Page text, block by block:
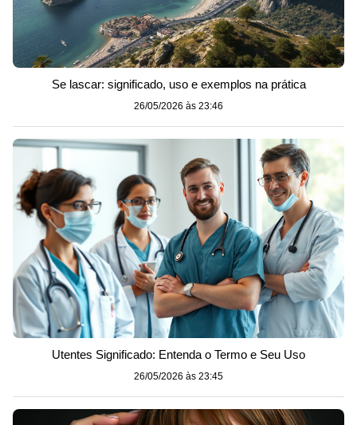
Se lascar: significado, uso e exemplos na prática
26/05/2026 às 23:46
Utentes Significado: Entenda o Termo e Seu Uso
26/05/2026 às 23:45